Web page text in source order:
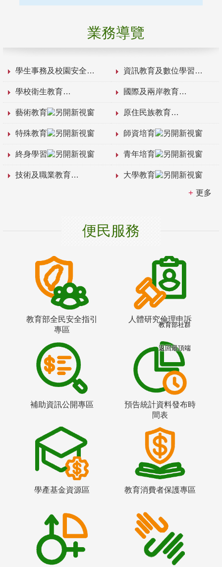
業務導覽
學生事務及校園安全 資訊教育及數位學習
學校衛生教育 國際及兩岸教育
藝術教育 原住民族教育
特殊教育 師資培育
終身學習 青年培育
技術及職業教育 大學教育
更多
便民服務
教育部全民安全指引
專區
人體研究倫理申訴
補助資訊公開專區
預告統計資料發布時
間表
學產基金資源區 教育消費者保護專區
教育部社群
返回最頂端